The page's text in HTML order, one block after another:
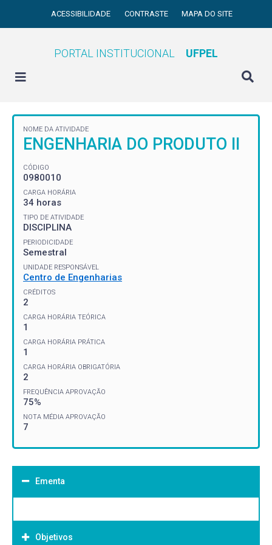
ACESSIBILIDADE CONTRASTE MAPA DO SITE
PORTAL INSTITUCIONAL UFPEL
NOME DA ATIVIDADE
ENGENHARIA DO PRODUTO II
CÓDIGO
0980010
CARGA HORÁRIA
34 horas
TIPO DE ATIVIDADE
DISCIPLINA
PERIODICIDADE
Semestral
UNIDADE RESPONSÁVEL
Centro de Engenharias
CRÉDITOS
2
CARGA HORÁRIA TEÓRICA
1
CARGA HORÁRIA PRÁTICA
1
CARGA HORÁRIA OBRIGATÓRIA
2
FREQUÊNCIA APROVAÇÃO
75%
NOTA MÉDIA APROVAÇÃO
7
Ementa
Objetivos